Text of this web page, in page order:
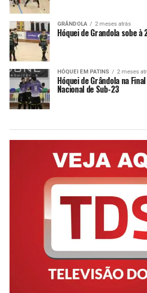
GRÂNDOLA 2 meses atrás
Hóquei de Grandola sobe à
HÓQUEI EM PATINS 2 meses
Hóquei de Grândola na
Nacional de Sub-23